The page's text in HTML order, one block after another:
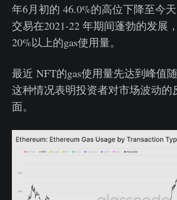
年6月初的 46.0%的高位下降至今
交易在2021-22 年期间蓬勃的发展
20%以上的gas使用量。
最近 NFT的gas使用量先达到峰值
这种情况表明投资者对市场波动的
面。